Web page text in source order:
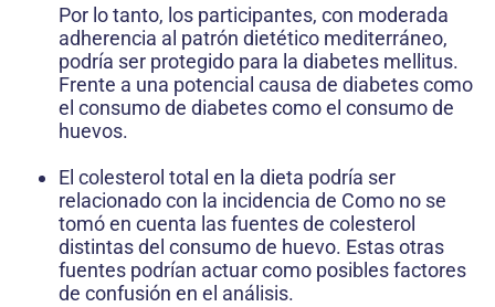
Por lo tanto, los participantes, con moderada
adherencia al patrón dietético mediterráneo,
podría ser protegido para la diabetes mellitus.
Frente a una potencial causa de diabetes como
el consumo de diabetes como el consumo de
huevos.
El colesterol total en la dieta podría ser
relacionado con la incidencia de Como no se
tomó en cuenta las fuentes de colesterol
distintas del consumo de huevo. Estas otras
fuentes podrían actuar como posibles factores
de confusión en el análisis.